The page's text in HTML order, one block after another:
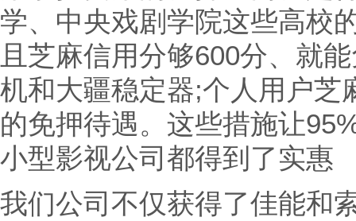
学、中央戏剧学院这些高校
且芝麻信用分够600分、就
机和大疆稳定器;个人用户芝
的免押待遇。这些措施让
小型影视公司都得到了实惠
我们公司不仅获得了佳能和